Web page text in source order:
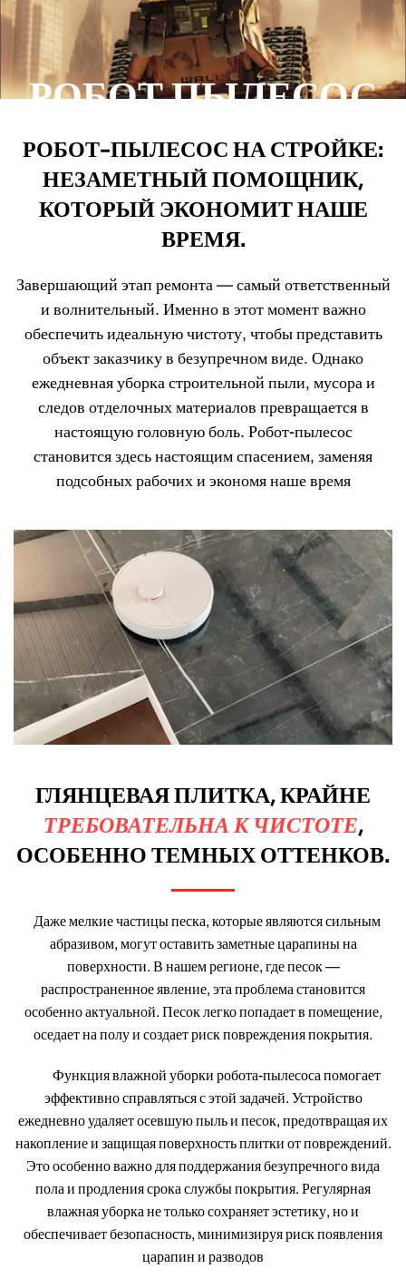
РОБОТ ПЫЛЕСОС
ПОМОЩНИК В
РЕМОНТЕ
РОБОТ-ПЫЛЕСОС НА СТРОЙКЕ:
НЕЗАМЕТНЫЙ ПОМОЩНИК,
КОТОРЫЙ ЭКОНОМИТ НАШЕ
ВРЕМЯ.
Завершающий этап ремонта — самый ответственный
и волнительный. Именно в этот момент важно
обеспечить идеальную чистоту, чтобы представить
объект заказчику в безупречном виде. Однако
ежедневная уборка строительной пыли, мусора и
следов отделочных материалов превращается в
настоящую головную боль. Робот-пылесос
становится здесь настоящим спасением, заменяя
подсобных рабочих и экономя наше время
ГЛЯНЦЕВАЯ ПЛИТКА, КРАЙНЕ
ТРЕБОВАТЕЛЬНА К ЧИСТОТЕ,
ОСОБЕННО ТЕМНЫХ ОТТЕНКОВ.
Даже мелкие частицы песка, которые являются сильным
абразивом, могут оставить заметные царапины на
поверхности. В нашем регионе, где песок —
распространенное явление, эта проблема становится
особенно актуальной. Песок легко попадает в помещение,
оседает на полу и создает риск повреждения покрытия.
Функция влажной уборки робота-пылесоса помогает
эффективно справляться с этой задачей. Устройство
ежедневно удаляет осевшую пыль и песок, предотвращая их
накопление и защищая поверхность плитки от повреждений.
Это особенно важно для поддержания безупречного вида
пола и продления срока службы покрытия. Регулярная
влажная уборка не только сохраняет эстетику, но и
обеспечивает безопасность, минимизируя риск появления
царапин и разводов